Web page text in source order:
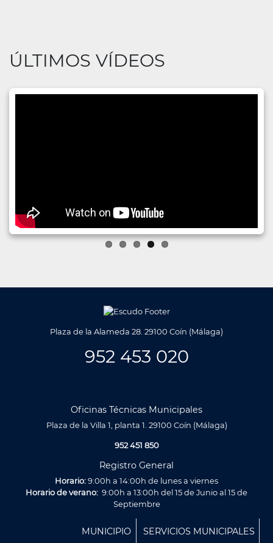
ÚLTIMOS VÍDEOS
Plaza de la Alameda 28. 29100 Coín (Málaga)
952 453 020
Oficinas Técnicas Municipales
Plaza de la Villa 1, planta 1. 29100 Coín (Málaga)
952 451 850
Registro General
Horario:9:00h a 14:00h de lunes a viernes
Horario de verano: 9:00h a 13:00h del 15 de Junio al 15 de
Septiembre
MUNICIPIO SERVICIOS MUNICIPALES